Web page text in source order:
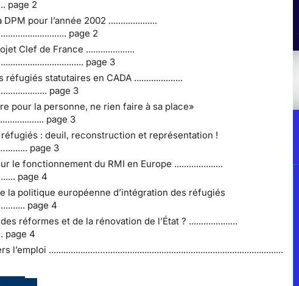
page 2
pour l’année 2002 ....................
page 2
Clef de France ....................
page 3
réfugiés statutaires en CADA ....................
page 3
pour la personne, ne rien faire à sa place»
page 3
: deuil, reconstruction et représentation !
page 3
le fonctionnement du RMI en Europe ....................
page 4
la politique européenne d’intégration des réfugiés
page 4
des réformes et de la rénovation de l’État ? ....................
page 4
l’emploi ....................….........................................................................